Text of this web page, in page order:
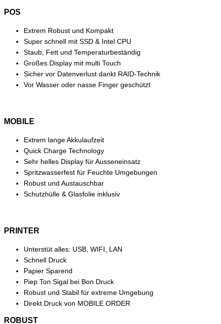
POS
Extrem Robust und Kompakt
Super schnell mit SSD & Intel CPU
Staub, Fett und Temperaturbeständig
Großes Display mit multi Touch
Sicher vor Datenverlust dankt RAID-Technik
Vor Wasser oder nasse Finger geschützt
MOBILE
Extrem lange Akkulaufzeit
Quick Charge Technology
Sehr helles Display für Ausseneinsatz
Spritzwasserfest für Feuchte Umgebungen
Robust und Austauschbar
Schutzhülle & Glasfolie inklusiv
PRINTER
Unterstüt alles: USB, WIFI, LAN
Schnell Druck
Papier Sparend
Piep Ton Sigal bei Bon Druck
Robust und Stabil für extreme Umgebung
Direkt Druck von MOBILE ORDER
ROBUST